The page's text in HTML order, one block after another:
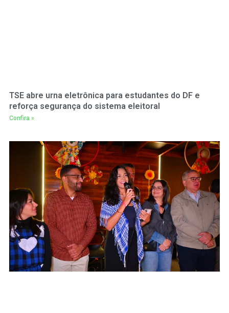
TSE abre urna eletrônica para estudantes do DF e
reforça segurança do sistema eleitoral
Confira »